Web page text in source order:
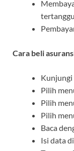
Cara beli
Kunjungi
Pilih
Pilih
Pilih
Baca
Isi data